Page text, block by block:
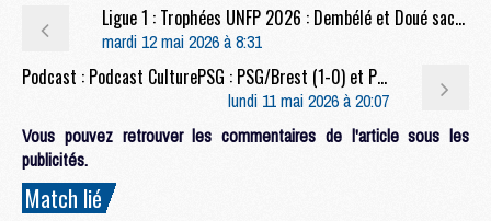
Ligue 1 : Trophées UNFP 2026 : Dembélé et Doué sacrés, Vitinha chambré
mardi 12 mai 2026 à 8:31
Podcast : Podcast CulturePSG : PSG/Brest (1-0) et PSG/Arsenal
lundi 11 mai 2026 à 20:07
Vous pouvez retrouver les commentaires de l'article sous les
publicités.
Match lié